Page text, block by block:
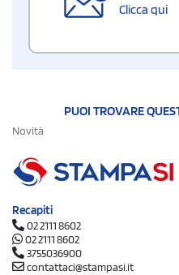
Clicca qui
PUOI TROVARE
Novità
Recapiti
02 2111 8602
02 2111 8602
3755036900
contattaci@stampasi.it